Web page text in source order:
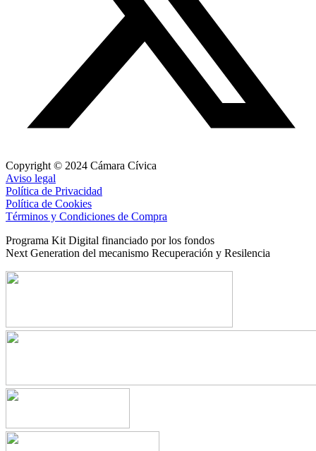
Copyright © 2024 Cámara Cívica
Aviso legal
Política de Privacidad
Política de Cookies
Términos y Condiciones de Compra
Programa Kit Digital financiado por los fondos
Next Generation del mecanismo Recuperación y Resilencia